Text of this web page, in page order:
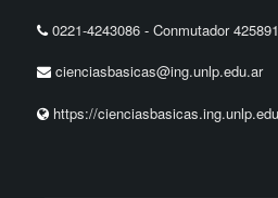
0221-4243086 -Conmutador
cienciasbasicas@ing.unlp.edu.ar
https://